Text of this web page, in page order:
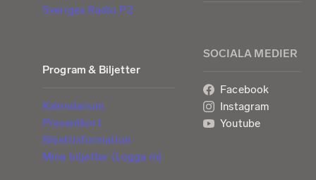
Sveriges Radio P2
Program & Biljetter
Kalendarium
Presentkort
Biljettinformation
Mina biljetter (Logga in)
SOCIALA MEDIER
Facebook
Instagram
Youtube